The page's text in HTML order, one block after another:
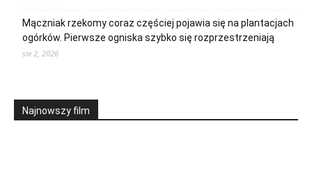
Mączniak rzekomy coraz częściej pojawia się na plantacjach
ogórków. Pierwsze ogniska szybko się rozprzestrzeniają
sie 2, 2026
Najnowszy film